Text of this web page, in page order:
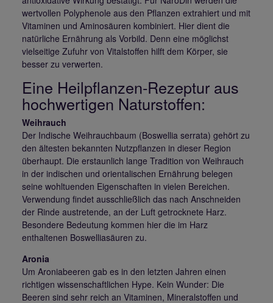
wertvollen Polyphenole aus den Pflanzen extrahiert und mit
Vitaminen und Aminosäuren kombiniert. Hier dient die
natürliche Ernährung als Vorbild. Denn eine möglichst
vielseitige Zufuhr von Vitalstoffen hilft dem Körper, sie
besser zu verwerten.
Eine Heilpflanzen-Rezeptur aus
hochwertigen Naturstoffen:
Weihrauch
Der Indische Weihrauchbaum (Boswellia serrata) gehört zu
den ältesten bekannten Nutzpflanzen in dieser Region
überhaupt. Die erstaunlich lange Tradition von Weihrauch
in der indischen und orientalischen Ernährung belegen
seine wohltuenden Eigenschaften in vielen Bereichen.
Verwendung findet ausschließlich das nach Anschneiden
der Rinde austretende, an der Luft getrocknete Harz.
Besondere Bedeutung kommen hier die im Harz
enthaltenen Boswelliasäuren zu.
Aronia
Um Aroniabeeren gab es in den letzten Jahren einen
richtigen wissenschaftlichen Hype. Kein Wunder: Die
Beeren sind sehr reich an Vitaminen, Mineralstoffen und